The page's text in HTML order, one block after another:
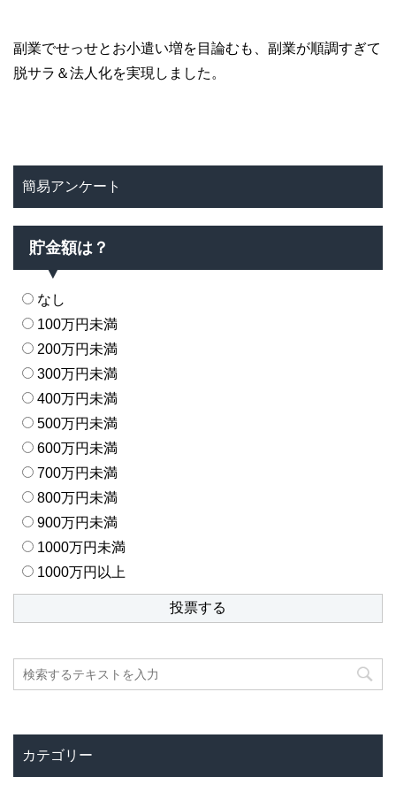
副業でせっせとお小遣い増を目論むも、副業が順調すぎて
脱サラ＆法人化を実現しました。
簡易アンケート
貯金額は？
なし
100万円未満
200万円未満
300万円未満
400万円未満
500万円未満
600万円未満
700万円未満
800万円未満
900万円未満
1000万円未満
1000万円以上
カテゴリー